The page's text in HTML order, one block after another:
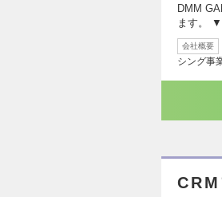
DMM
ます。
会社概要
シング事
CRM